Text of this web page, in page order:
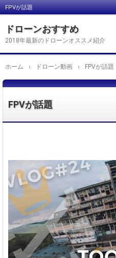
FPVが話題
ドローンおすすめ
2018年最新のドローンオススメ紹介
ホーム › ドローン動画 › FPVが話題
FPVが話題